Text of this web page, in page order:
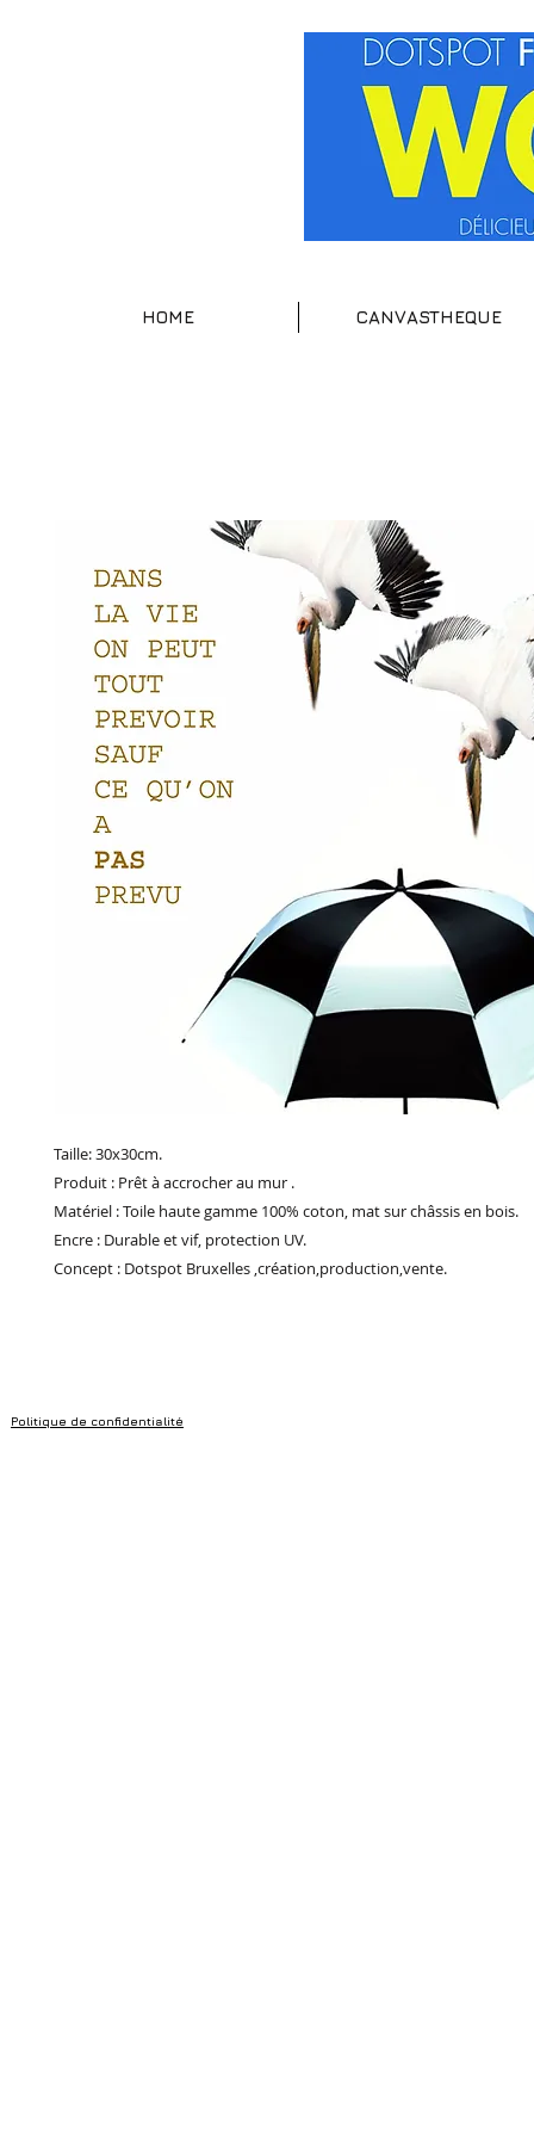
HOME CANVASTHEQUE
Taille: 30x30cm.
Produit : Prêt à accrocher au mur .
Matériel : Toile haute gamme 100% coton, mat sur châssis en bois.
Encre : Durable et vif, protection UV.
Concept : Dotspot Bruxelles ,création,production,vente.
Politique de confidentialité